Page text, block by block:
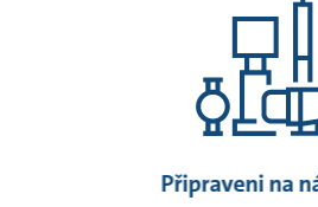
Připraveni na